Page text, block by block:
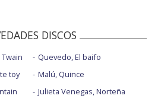
DISCOS
toy
Quevedo, El baifo
Malú, Quince
Julieta Venegas, Norteña